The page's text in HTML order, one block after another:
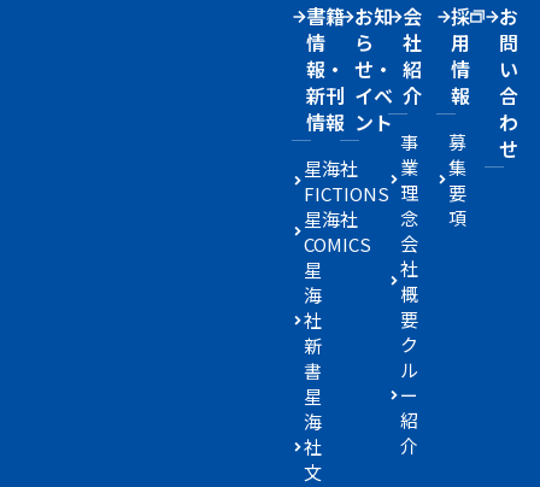
書籍
情
報・
新刊
情報
星海社
FICTIONS
星海社
COMICS
星
海
社
新
書
星
海
社
文
お知
ら
せ・
イベ
ント
会
社
紹
介
事
業
理
念
会
社
概
要
ク
ル
ー
紹
介
採
用
情
報
募
集
要
項
お
問
い
合
わ
せ